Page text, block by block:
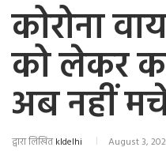
कोरोना
को लेकर
अब नहीं
द्वारा लिखितkldelhi August 3,